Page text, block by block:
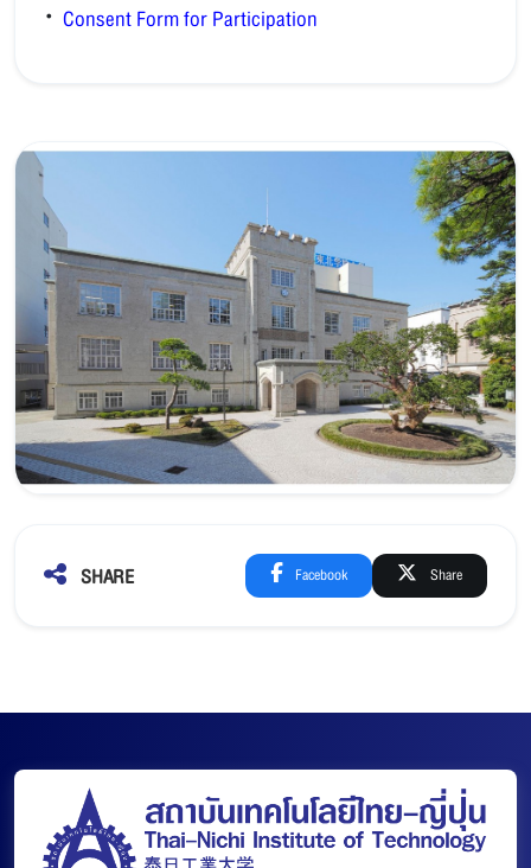
・ Consent Form for Participation
SHARE Facebook Share